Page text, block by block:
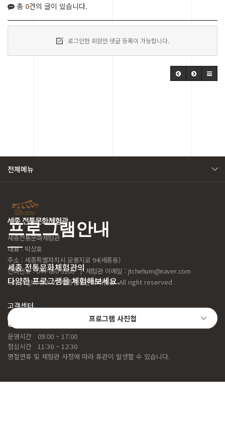
프로그램안내
세종 전통문화체험관의
다양한 프로그램을 체험해보세요.
프로그램 사진첩
총 0건의 글이 있습니다.
로그인한 회원만 댓글 등록이 가능합니다.
전체메뉴
세종전통문화체험관
대표 : 박상호
주소 : 세종특별자치시 모롱지로 94(세종동)
전화번호 : 044-850-3100
체험관 이메일 : jtchehum@naver.com
Copyright 2022 세종전통문화체험관. All right reserved
고객센터
044-850-3100
운영시간
09:00 ~ 17:00
점심시간
11:30 ~ 12:30
명절연휴 및 체험관 사정에 따라 휴관이 발생할 수 있습니다.